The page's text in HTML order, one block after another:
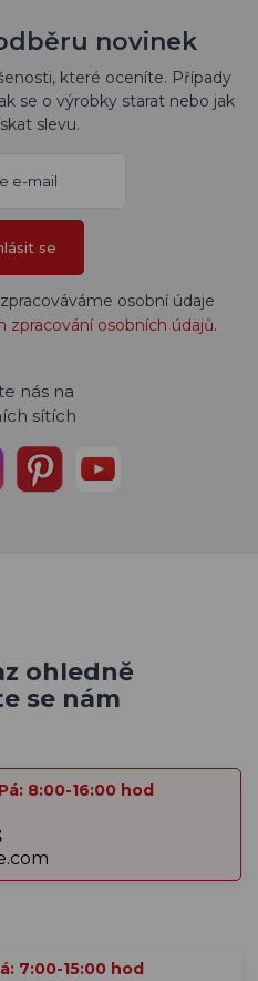
novinek
které oceníte. Případy
se o výrobky starat nebo jak
slevu.
se
osobní údaje
zpracování osobních údajů.
nás na
sítích
ohledně
se nám
8:00-16:00 hod
7:00-15:00 hod